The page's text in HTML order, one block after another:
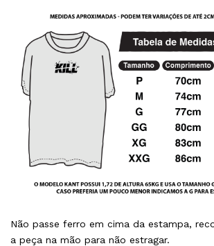
Não passe ferro em cima da estampa,
a peça na mão para não estragar.